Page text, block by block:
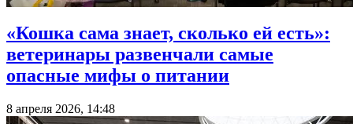
«Кошка сама знает, сколько ей есть»:
ветеринары развенчали самые
опасные мифы о питании
8 апреля 2026, 14:48